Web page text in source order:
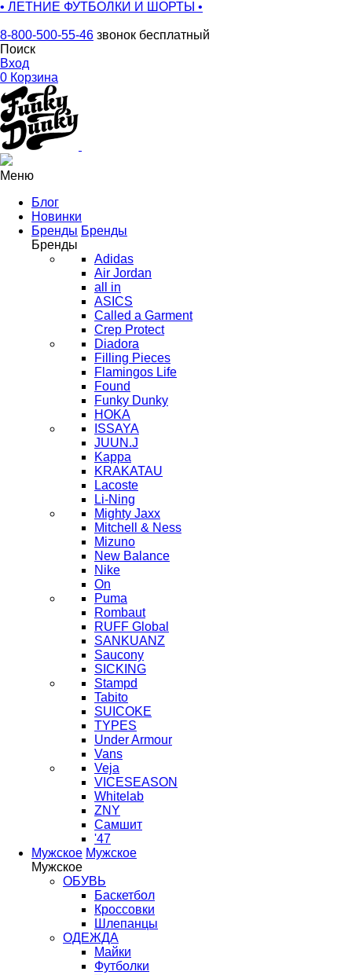
• ЛЕТНИЕ ФУТБОЛКИ И ШОРТЫ •
8-800-500-55-46 звонок бесплатный
Поиск
Вход
0 Корзина
Меню
Блог
Новинки
Бренды Бренды
Бренды
Adidas
Air Jordan
all in
ASICS
Called a Garment
Crep Protect
Diadora
Filling Pieces
Flamingos Life
Found
Funky Dunky
HOKA
ISSAYA
JUUN.J
Kappa
KRAKATAU
Lacoste
Li-Ning
Mighty Jaxx
Mitchell & Ness
Mizuno
New Balance
Nike
On
Puma
Rombaut
RUFF Global
SANKUANZ
Saucony
SICKING
Stampd
Tabito
SUICOKE
TYPES
Under Armour
Vans
Veja
VICESEASON
Whitelab
ZNY
Самшит
'47
Мужское Мужское
Мужское
ОБУВЬ
Баскетбол
Кроссовки
Шлепанцы
ОДЕЖДА
Майки
Футболки